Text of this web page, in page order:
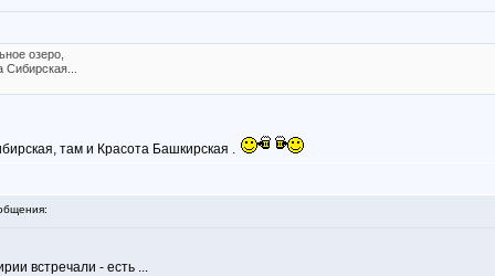
озеро,
там и Красота Башкирская .
встречали - есть ...